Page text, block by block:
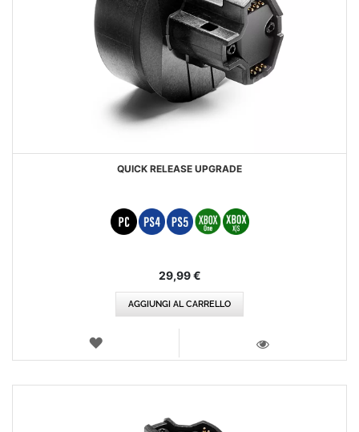
QUICK RELEASE UPGRADE
29,99 €
AGGIUNGI AL CARRELLO
LISTA